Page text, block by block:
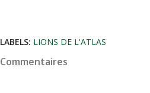
LABELS: LIONS DE L'ATLAS
Commentaires